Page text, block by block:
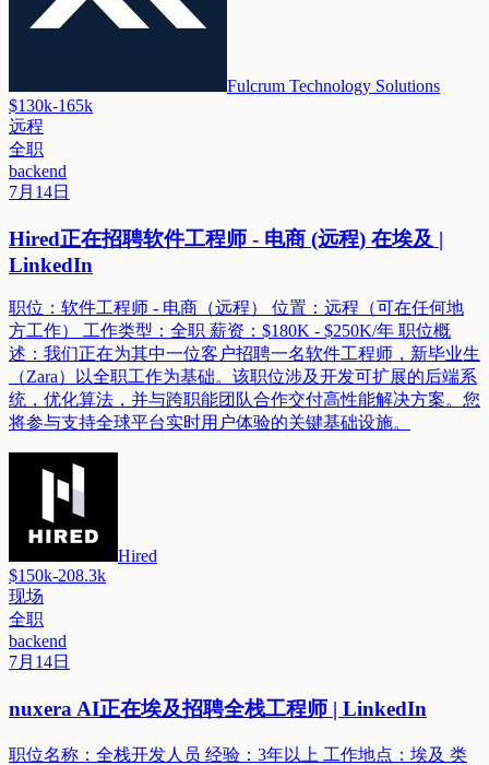
Fulcrum Technology Solutions
$130k-165k
远程
全职
backend
7月14日
Hired正在招聘软件工程师 - 电商 (远程) 在埃及 |
LinkedIn
职位：软件工程师 - 电商（远程） 位置：远程（可在任何地
方工作） 工作类型：全职 薪资：$180K - $250K/年 职位概
述：我们正在为其中一位客户招聘一名软件工程师，新毕业生
（Zara）以全职工作为基础。该职位涉及开发可扩展的后端系
统，优化算法，并与跨职能团队合作交付高性能解决方案。您
将参与支持全球平台实时用户体验的关键基础设施。
Hired
$150k-208.3k
现场
全职
backend
7月14日
nuxera AI正在埃及招聘全栈工程师 | LinkedIn
职位名称：全栈开发人员 经验：3年以上 工作地点：埃及 类